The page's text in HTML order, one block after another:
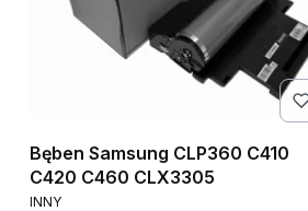
Bęben Samsung CLP360 C410
C420 C460 CLX3305
PRODUCENT
INNY